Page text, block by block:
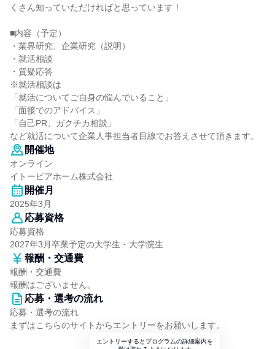
くさん知っていただければと思っています！
■内容（予定）
・業界研究、企業研究（説明）
・就活相談
・質疑応答
※就活相談は
「就活についてご自身の悩んでいること」
「面接でのアドバイス」
「自己PR、ガクチカ相談」
など就活について企業人事担当者目線でお答えさせて頂きます。
開催地
オンライン
イトーピアホーム株式会社
開催月
2025年3月
応募資格
応募資格
2027年3月卒業予定の大学生・大学院生
報酬・交通費
報酬・交通費
報酬はございません。
応募・選考の流れ
応募・選考の流れ
まずはこちらのサイトからエントリーをお願いします。
エントリーするとプログラムの詳細案内を